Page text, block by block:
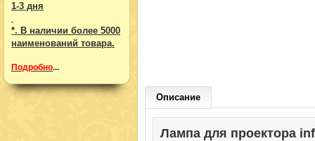
1-3 дня
*. В наличии более 5000
наименований товара.
Подробно...
Описание
Лампа для проектора